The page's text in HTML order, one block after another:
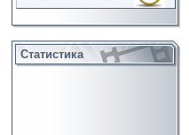
Статистика